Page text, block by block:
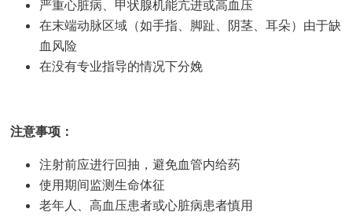
严重心脏病、甲状腺机能亢进或高血压
在末端动脉区域（如手指、脚趾、阴茎、耳朵）由于缺
血风险
在没有专业指导的情况下分娩
注意事项：
注射前应进行回抽，避免血管内给药
使用期间监测生命体征
老年人、高血压患者或心脏病患者慎用